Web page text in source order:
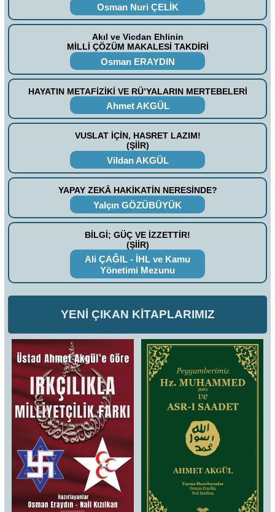
Osman Nuri ÇELİK
Akıl ve Vicdan Ehlinin
MİLLİ ÇÖZÜM MAKALESİ TAKDİRİ
Osman ERAYDIN
HAYATIN METAFİZİKİ VE RÜ’YALARIN MERTEBELERİ
Ahmet AKGÜL
VUSLAT İÇİN, HASRET LAZIM!
(ŞİİR)
Vildan AKGÜL
YAPAY ZEKÂ HAKİKATİN NERESİNDE?
Yalçın GÖZÜBÜYÜK
BİLGİ; GÜÇ VE İZZETTİR!
(ŞİİR)
Ali ÇAĞIL - İHL ve Kamu
Yönetimi Mezunu
YENİ ÇIKAN KİTAPLARIMIZ